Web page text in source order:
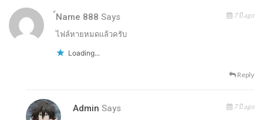
์Name 888 Says 7 ปี ago
ไฟล์หายหมดแล้วครับ
Loading...
Reply
Admin Says 7 ปี ago